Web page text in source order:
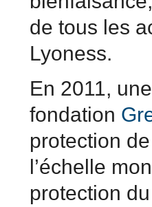
de tous les
Lyoness.
En 2011,
fondation
protection
l’échelle
protection